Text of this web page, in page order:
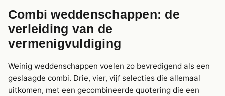
Combi weddenschappen: de
verleiding van de
vermenigvuldiging
Weinig weddenschappen voelen zo bevredigend als een
geslaagde combi. Drie, vier, vijf selecties die allemaal
uitkomen, met een gecombineerde quotering die een